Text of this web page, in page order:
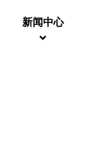
新闻中心